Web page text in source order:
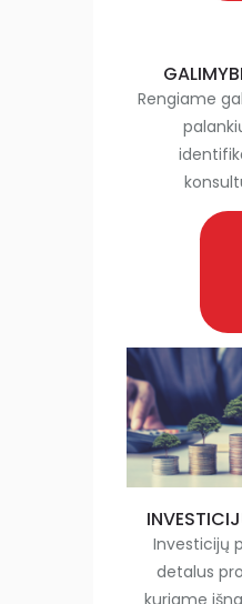
Rengiame
Investicijų
detalus